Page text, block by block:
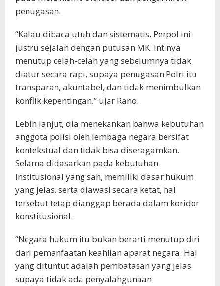
penugasan.
“Kalau dibaca utuh dan sistematis, Perpol ini
justru sejalan dengan putusan MK. Intinya
menutup celah-celah yang sebelumnya tidak
diatur secara rapi, supaya penugasan Polri itu
transparan, akuntabel, dan tidak menimbulkan
konflik kepentingan,” ujar Rano.
Lebih lanjut, dia menekankan bahwa kebutuhan
anggota polisi oleh lembaga negara bersifat
kontekstual dan tidak bisa diseragamkan.
Selama didasarkan pada kebutuhan
institusional yang sah, memiliki dasar hukum
yang jelas, serta diawasi secara ketat, hal
tersebut tetap dianggap berada dalam koridor
konstitusional.
“Negara hukum itu bukan berarti menutup diri
dari pemanfaatan keahlian aparat negara. Hal
yang dituntut adalah pembatasan yang jelas
supaya tidak ada penyalahgunaan